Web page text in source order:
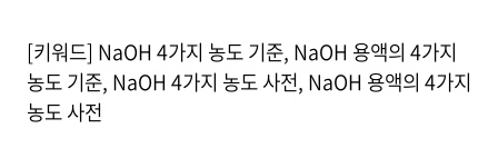
[키워드] NaOH 4가지 농도 기준, NaOH 용액의 4가지
농도 기준, NaOH 4가지 농도 사전, NaOH 용액의 4가지
농도 사전